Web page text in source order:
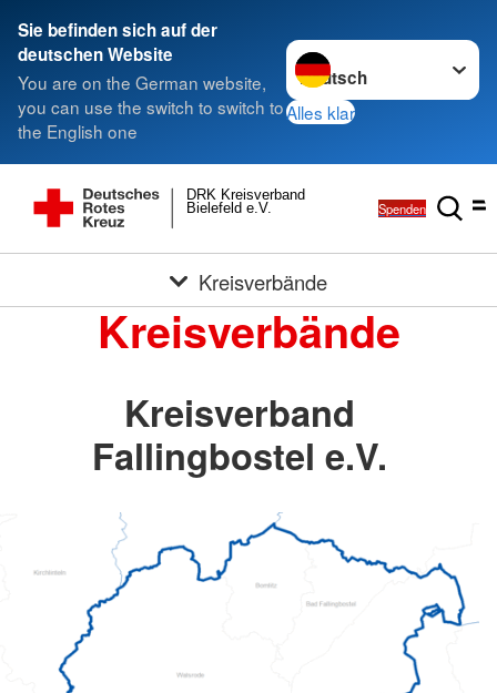
Sie befinden sich auf der
deutschen Website
You are on the German website,
you can use the switch to switch to
the English one
Sprache wechseln zu
Alles klar
Bielefeld e.V.
DRK Kreisverband
Spenden
Kreisverbände
Kreisverbände
Kreisverband
Fallingbostel e.V.